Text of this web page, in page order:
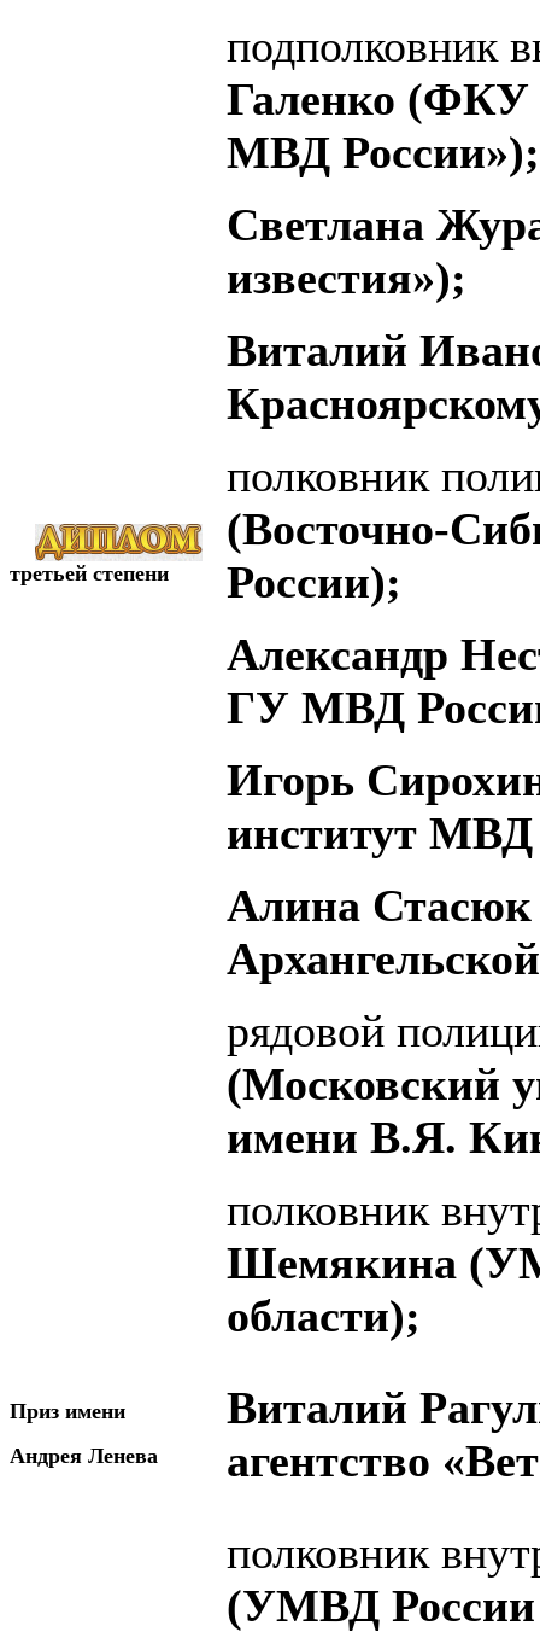
третьей степени
подполковник
Галенко (ФКУ
МВД России»);
Светлана
известия»);
Виталий
полковник
(Восточно-
России);
Александр
ГУ МВД
Игорь
институт МВД
Алина
рядовой
(Московский
имени В.Я.
полковник
Шемякина
области);
Приз имени
Андрея Ленева
Виталий
агентство
полковник
(УМВД России